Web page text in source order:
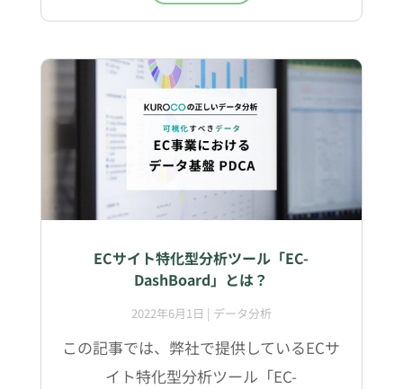
ECサイト特化型分析ツール「EC-
DashBoard」とは？
2022年6月1日 | データ分析
この記事では、弊社で提供しているECサ
イト特化型分析ツール「EC-